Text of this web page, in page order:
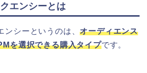
エンシーとは
ンシーというのは、オーディエンス
を選択できる購入タイプです。